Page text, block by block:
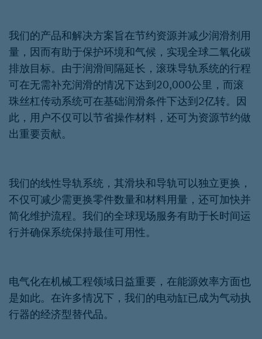
我们的产品和解决方案旨在节约资源并减少润滑剂用
量，因而有助于保护环境和气候，实现全球二氧化碳
排放目标。由于润滑间隔延长，滚珠导轨系统的行程
可在无需补充润滑的情况下达到20,000公里，而滚
珠丝杠传动系统可在基础润滑条件下达到2亿转。因
此，用户不仅可以节省操作材料，还可为资源节约做
出重要贡献。
我们的线性导轨系统，其滑块和导轨可以独立更换，
不仅可减少需更换零件数量和材料用量，还可加快并
简化维护流程。我们的全球现场服务有助于长时间运
行并确保系统保持最佳可用性。
电气化在机械工程领域日益重要，在能源效率方面也
是如此。在许多情况下，我们的电动缸已成为气动执
行器的经济型替代品。